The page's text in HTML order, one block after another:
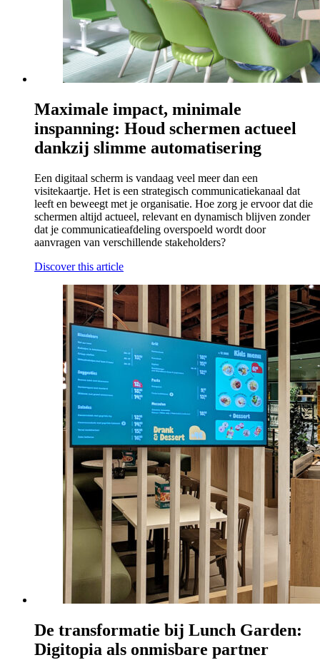
Maximale impact, minimale
inspanning: Houd schermen actueel
dankzij slimme automatisering
Een digitaal scherm is vandaag veel meer dan een
visitekaartje. Het is een strategisch communicatiekanaal dat
leeft en beweegt met je organisatie. Hoe zorg je ervoor dat die
schermen altijd actueel, relevant en dynamisch blijven zonder
dat je communicatieafdeling overspoeld wordt door
aanvragen van verschillende stakeholders?
Discover this article
De transformatie bij Lunch Garden:
Digitopia als onmisbare partner